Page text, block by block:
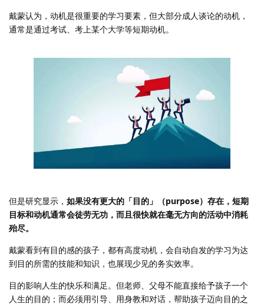
戴蒙认为，动机是很重要的学习要素，但大部分成人谈论的动机，
通常是通过考试、考上某个大学等短期动机。
但是研究显示， 如果没有更大的「目的」（purpose）存在，短期
目标和动机通常会徒劳无功，而且很快就在毫无方向的活动中消耗
殆尽。
戴蒙看到有目的感的孩子，都有高度动机，会自动自发的学习为达
到目的所需的技能和知识，也展现少见的务实效率。
目的影响人生的快乐和满足。但老师、父母不能直接给予孩子一个
人生的目的；而必须用引导、用身教和对话，帮助孩子迈向目的之